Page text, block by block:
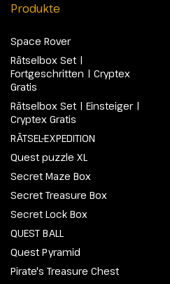
Produkte
Space Rover
Rätselbox Set |
Fortgeschritten | Cryptex
Gratis
Rätselbox Set | Einsteiger |
Cryptex Gratis
RÄTSEL-EXPEDITION
Quest puzzle XL
Secret Maze Box
Secret Treasure Box
Secret Lock Box
QUEST BALL
Quest Pyramid
Pirate's Treasure Chest